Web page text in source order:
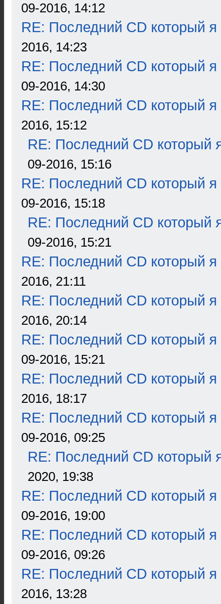
09-2016, 14:12
RE: Последний CD который я
2016, 14:23
RE: Последний CD который я
09-2016, 14:30
RE: Последний CD который я
2016, 15:12
RE: Последний CD который
09-2016, 15:16
RE: Последний CD который я
09-2016, 15:18
RE: Последний CD который
09-2016, 15:21
RE: Последний CD который я
2016, 21:11
RE: Последний CD который я
2016, 20:14
RE: Последний CD который я
09-2016, 15:21
RE: Последний CD который я
2016, 18:17
RE: Последний CD который я
09-2016, 09:25
RE: Последний CD который
2020, 19:38
RE: Последний CD который я
09-2016, 19:00
RE: Последний CD который я
09-2016, 09:26
RE: Последний CD который я
2016, 13:28